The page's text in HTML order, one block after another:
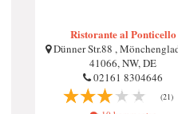
Ristorante al Ponticello
Dünner Str.88 ,
41066, NW, DE
02161 8304646
(21)